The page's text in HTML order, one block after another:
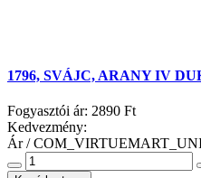
1796, SVÁJC, ARANY IV
Fogyasztói ár: 2890 Ft
Kedvezmény:
Ár /